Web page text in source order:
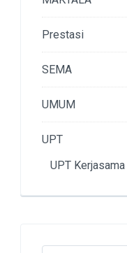
Prestasi
SEMA
UMUM
UPT
UPT Kerjasama